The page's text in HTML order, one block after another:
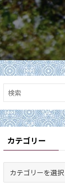
カテゴリー